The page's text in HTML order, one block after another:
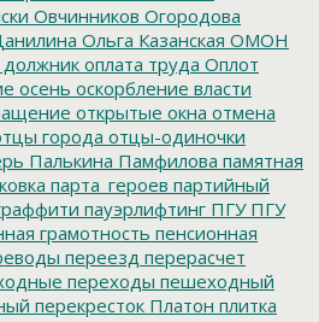
Овчинников Огородова
Ольга Казанская ОМОН
оплата труда Оплот
осень оскорбление власти
открытые окна отмена
города отцы-одиночки
Палькина Памфилова памятная
парта_героев партийный
пауэрлифтинг ПГУПГУ
грамотность пенсионная
переезд перерасчет
переходы пешеходный
перекресток Платон плитка